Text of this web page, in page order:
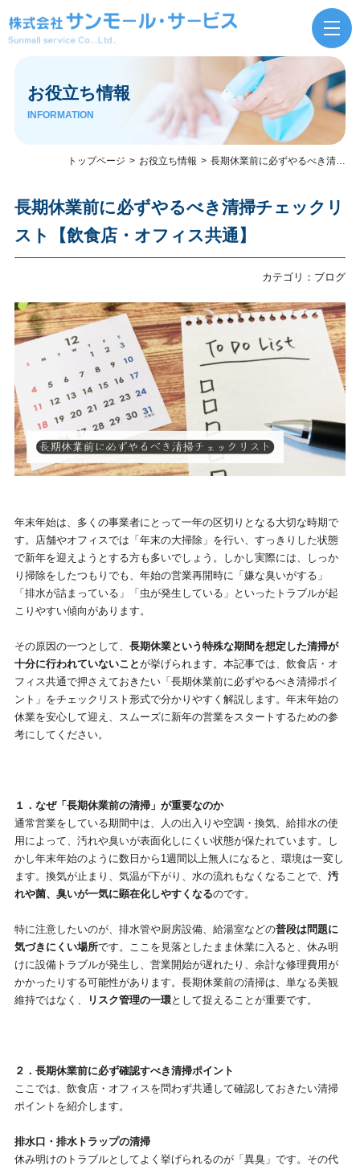
お役立ち情報
INFORMATION
トップページ お役立ち情報 長期休業前に必ずやるべき清掃チェックリスト【飲食店・オフィス共通】
長期休業前に必ずやるべき清掃チェックリ
スト【飲食店・オフィス共通】
カテゴリ： ブログ
年末年始は、多くの事業者にとって一年の区切りとなる大切な時期で
す。店舗やオフィスでは「年末の大掃除」を行い、すっきりした状態
で新年を迎えようとする方も多いでしょう。しかし実際には、しっか
り掃除をしたつもりでも、年始の営業再開時に「嫌な臭いがする」
「排水が詰まっている」「虫が発生している」といったトラブルが起
こりやすい傾向があります。
その原因の一つとして、 長期休業という特殊な期間を想定した清掃が
十分に行われていないことが挙げられます。本記事では、飲食店・オ
フィス共通で押さえておきたい「長期休業前に必ずやるべき清掃ポイ
ント」をチェックリスト形式で分かりやすく解説します。年末年始の
休業を安心して迎え、スムーズに新年の営業をスタートするための参
考にしてください。
１．なぜ「長期休業前の清掃」が重要なのか
通常営業をしている期間中は、人の出入りや空調・換気、給排水の使
用によって、汚れや臭いが表面化しにくい状態が保たれています。し
かし年末年始のように数日から1週間以上無人になると、環境は一変し
ます。換気が止まり、気温が下がり、水の流れもなくなることで、 汚
れや菌、臭いが一気に顕在化しやすくなるのです。
特に注意したいのが、排水管や厨房設備、給湯室などの普段は問題に
気づきにくい場所です。ここを見落としたまま休業に入ると、休み明
けに設備トラブルが発生し、営業開始が遅れたり、余計な修理費用が
かかったりする可能性があります。長期休業前の清掃は、単なる美観
維持ではなく、
リスク管理の一環として捉えることが重要です。
２．長期休業前に必ず確認すべき清掃ポイント
ここでは、飲食店・オフィスを問わず共通して確認しておきたい清掃
ポイントを紹介します。
排水口・排水トラップの清掃
休み明けのトラブルとしてよく挙げられるのが「異臭」です。その代